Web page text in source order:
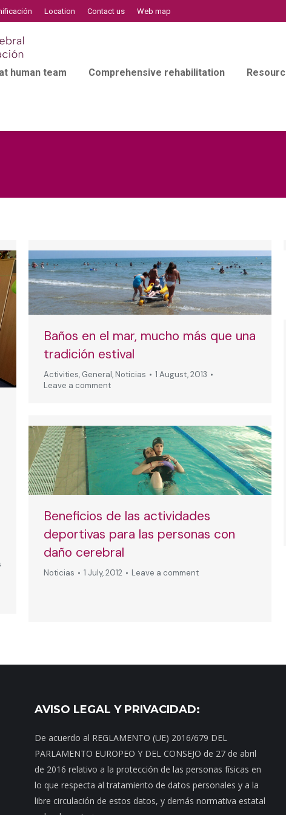
Location Contact us Web map
human team Comprehensive rehabilitation
Baños en el mar, mucho más que una
tradición estival
Activities, General, Noticias
1 August, 2013
Leave a comment
Beneficios de las actividades
deportivas para las personas con
daño cerebral
Noticias 1 July, 2012 Leave a comment
AVISO LEGAL Y PRIVACIDAD:
De acuerdo al REGLAMENTO (UE) 2016/679 DEL
PARLAMENTO EUROPEO Y DEL CONSEJO de 27 de abril
de 2016 relativo a la protección de las personas físicas en
lo que respecta al tratamiento de datos personales y a la
libre circulación de estos datos, y demás normativa estatal